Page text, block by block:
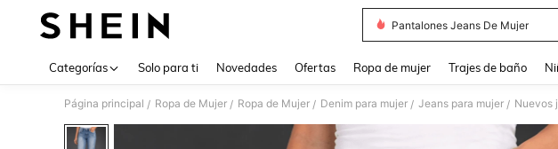
Pantalones Jeans De Mujer
Categorías Solo para ti Novedades Ofertas Ropa de mujer Trajes de baño
Página principal / Ropa de Mujer / Ropa de Mujer / Denim para mujer / Jeans para mujer /